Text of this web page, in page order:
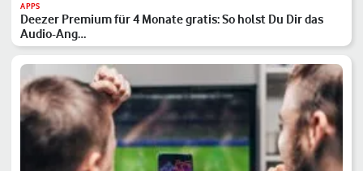
APPS
Deezer Premium für 4 Monate gratis: So holst Du Dir das
Audio-Ang…